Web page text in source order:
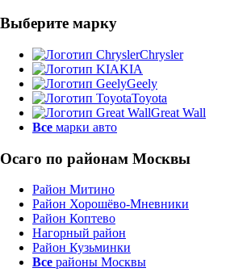
Выберите марку
Chrysler
KIA
Geely
Toyota
Great Wall
Все марки авто
Осаго по районам Москвы
Район Митино
Район Хорошёво-Мневники
Район Коптево
Нагорный район
Район Кузьминки
Все районы Москвы